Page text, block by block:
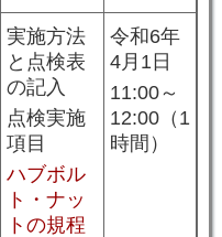
実施方法
と点検表
の記入
点検実施
項目
ハブボル
ト・ナッ
トの規程
令和6年
4月1日
11:00～
12:00（1
時間）